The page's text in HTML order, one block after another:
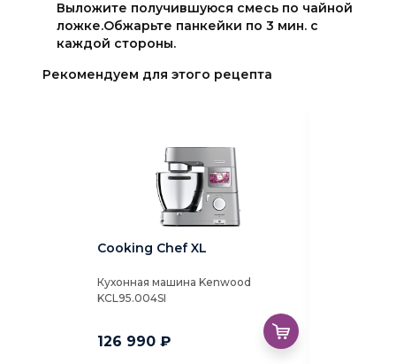
Выложите получившуюся смесь по чайной
ложке.Обжарьте панкейки по 3 мин. с
каждой стороны.
Рекомендуем для этого рецепта
Cooking Chef XL
Кухонная машина Kenwood
KCL95.004SI
126 990 ₽